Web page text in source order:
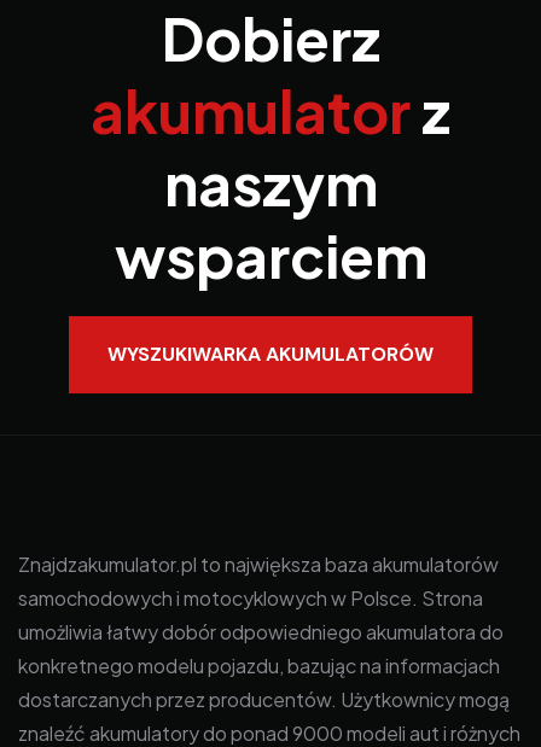
Dobierz
akumulatorz
naszym
wsparciem
WYSZUKIWARKA AKUMULATORÓW
Znajdzakumulator.pl to największa baza akumulatorów
samochodowych i motocyklowych w Polsce. Strona
umożliwia łatwy dobór odpowiedniego akumulatora do
konkretnego modelu pojazdu, bazując na informacjach
dostarczanych przez producentów. Użytkownicy mogą
znaleźć akumulatory do ponad 9000 modeli aut i różnych